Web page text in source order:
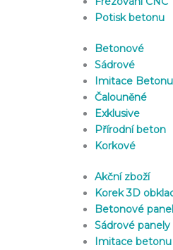
Potisk betonu
Betonové
Sádrové
Imitace Betonu
Čalouněné
Exklusive
Přírodní beton
Korkové
Akční zboží
Korek 3D
Betonové
Sádrové panely
Imitace betonu